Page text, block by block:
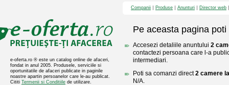
e-oferta.ro ® este un catalog online de afaceri,
fondat in anul 2005. Produsele, serviciile si
oportunitatile de afaceri publicate in paginile
noastre apartin persoanelor care le-au publicat.
Cititi Termenii si Conditiile de utilizare.
Companii Produse Anunturi Director web
Pe aceasta pagina poti
Accesezi detaliile anuntului 2
contactezi persoana care l-a
intermediari.
Poti sa comanzi direct2 camere
N/A.